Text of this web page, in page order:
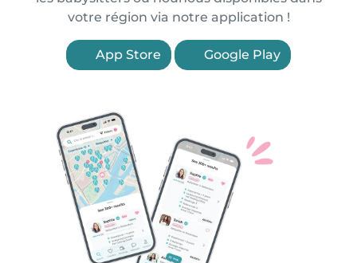
votre région via notre application !
App Store Google Play